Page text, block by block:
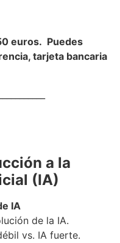
euros. Puedes
tarjeta bancaria
a la
(IA)
IA
de la IA.
vs. IA fuerte.